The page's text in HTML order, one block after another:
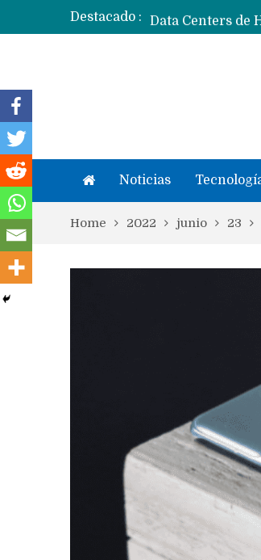
Destacado :
Noticias
Home 2022 junio 23